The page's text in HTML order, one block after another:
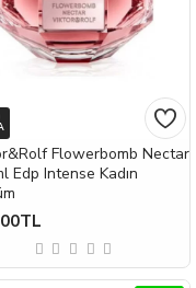
Flowerbomb Nectar
Edp Intense Kadın